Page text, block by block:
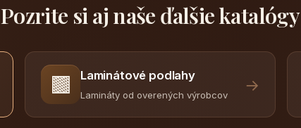
Pozrite si aj naše ďalšie katalógy
🟫 Laminátové podlahy
Lamináty od overených výrobcov
→